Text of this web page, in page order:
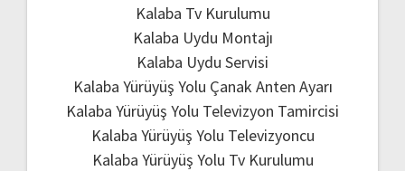
Kalaba Tv Kurulumu
Kalaba Uydu Montajı
Kalaba Uydu Servisi
Kalaba Yürüyüş Yolu Çanak Anten Ayarı
Kalaba Yürüyüş Yolu Televizyon Tamircisi
Kalaba Yürüyüş Yolu Televizyoncu
Kalaba Yürüyüş Yolu Tv Kurulumu